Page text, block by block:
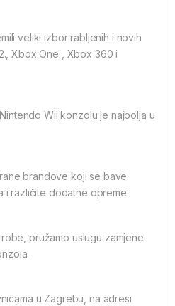
veliki izbor rabljenih i novih
Xbox One , Xbox 360 i
Wii konzolu je najbolja u
brandove koji se bave
i različite dodatne opreme.
pružamo uslugu zamjene
u Zagrebu, na adresi